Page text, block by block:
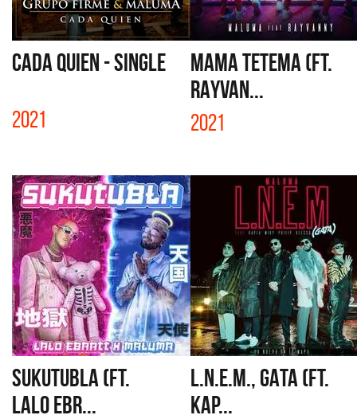
CADA QUIEN - SINGLE
2021
MAMA TETEMA (FT.
RAYVAN...
2021
SUKUTUBLA (FT.
LALO EBR...
L.N.E.M., GATA (FT.
KAP...